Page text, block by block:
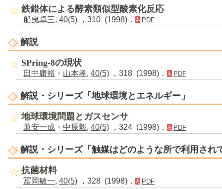
鉄錯体による酵素類似型酸素化反応
船曳卓三, 40(5) ，310 (1998)． PDF
解説
SPring-8の現状
田中庸裕 ・ 山本孝, 40(5) ，318 (1998)． PDF
解説・シリーズ「地球環境とエネルギー」
地球環境問題とガスセンサ
兼安一成 ・ 中原毅, 40(5) ，324 (1998)． PDF
解説・シリーズ「触媒はどのような所で利用され
抗菌材料
冨岡敏一, 40(5) ，328 (1998)． PDF